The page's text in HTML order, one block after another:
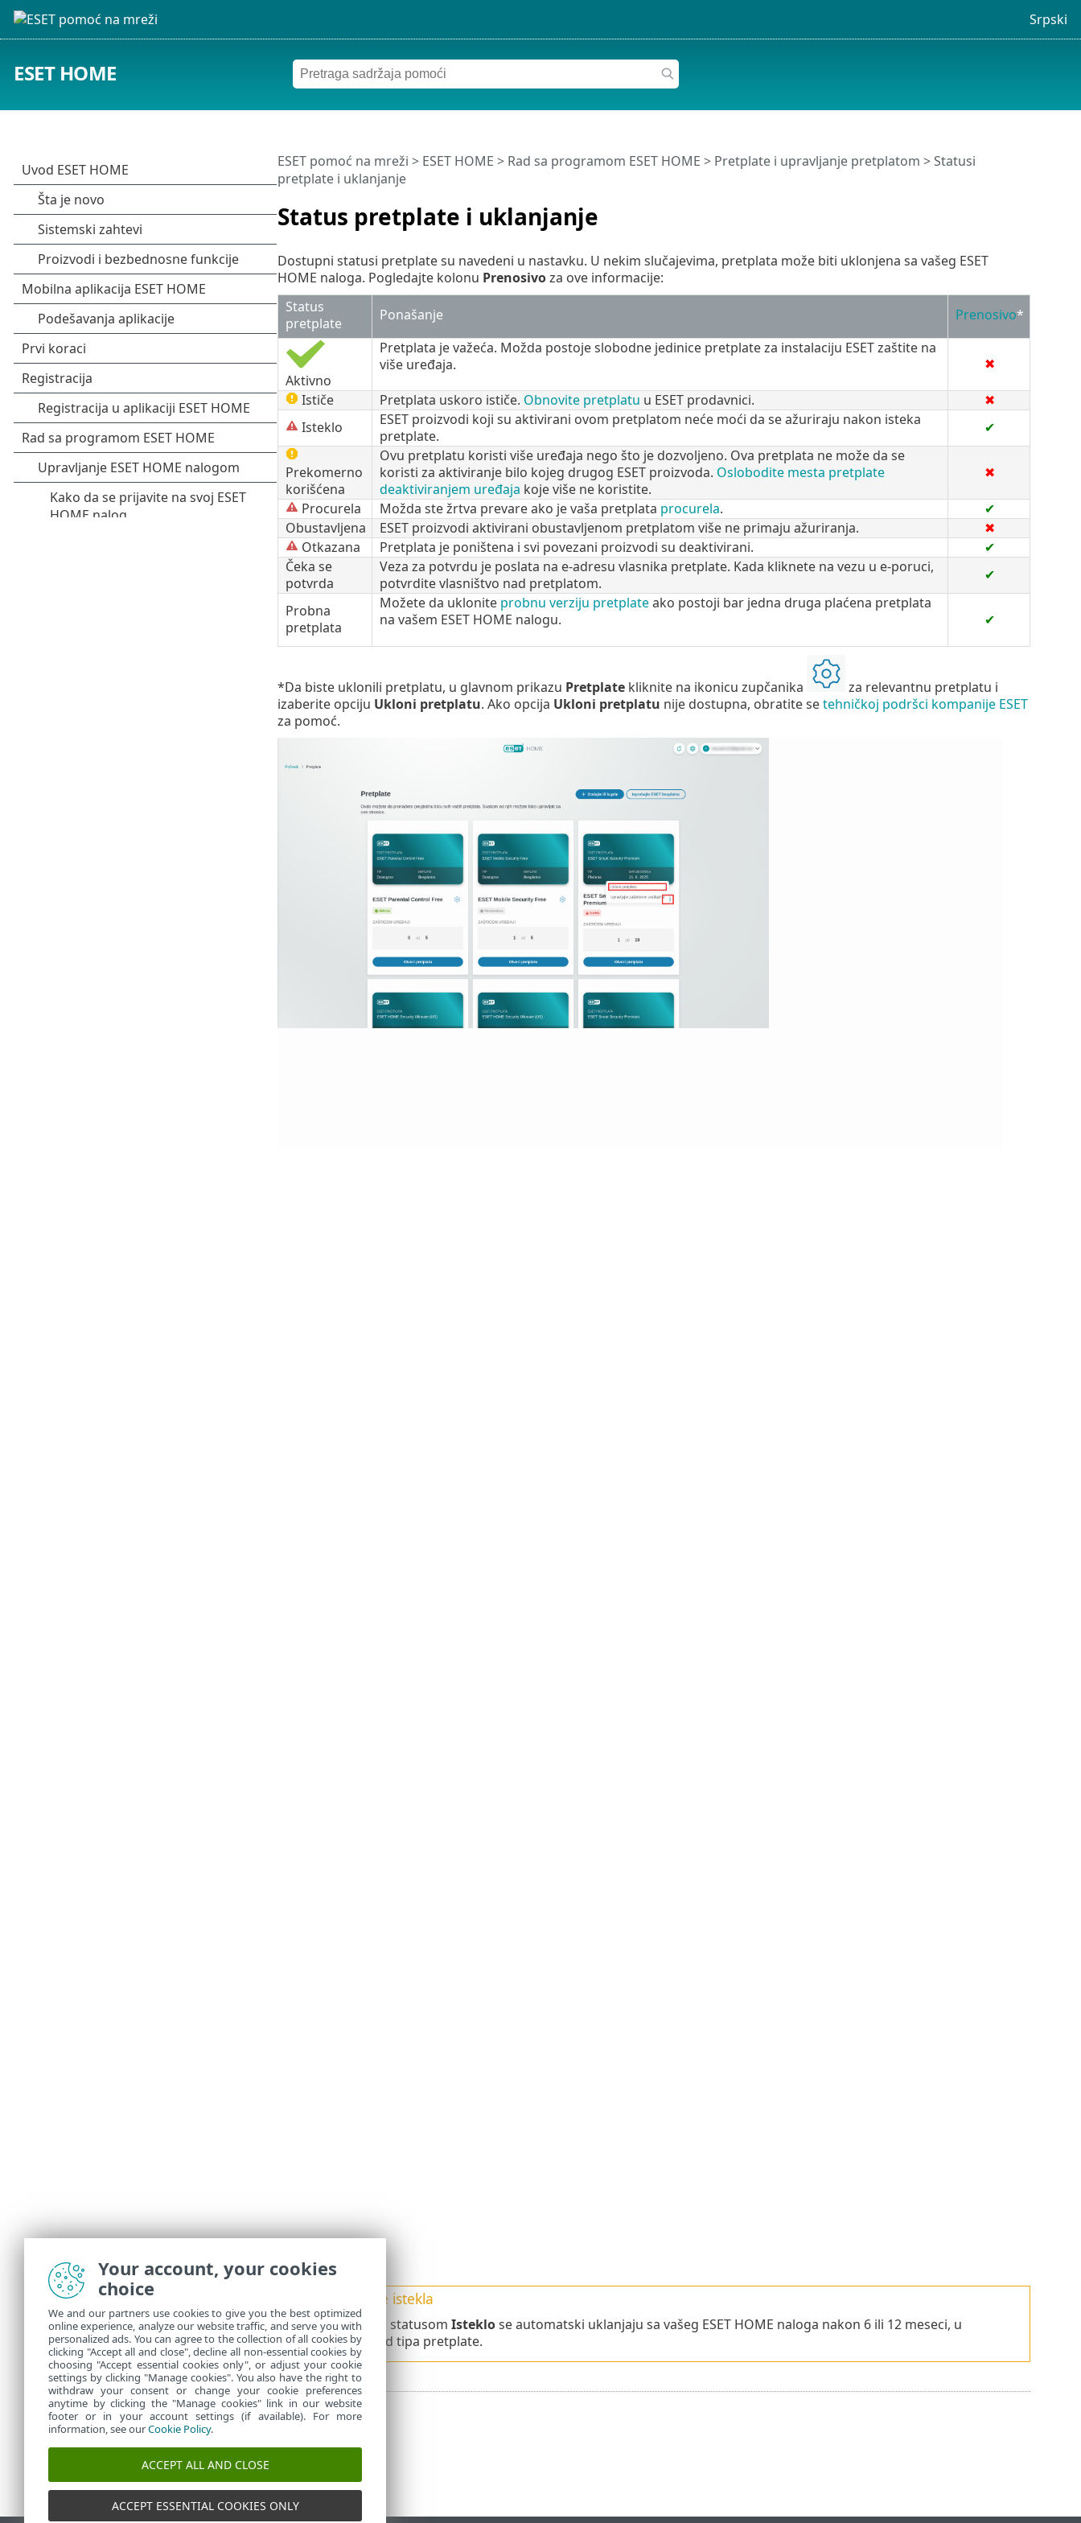
Srpski
ESET HOME
Status pretplate i uklanjanje
ESET pomoć na mreži > ESET HOME > Rad sa programom ESET HOME > Pretplate i upravljanje pretplatom > Statusi
pretplate i uklanjanje
Dostupni statusi pretplate su navedeni u nastavku. U nekim slučajevima, pretplata može biti uklonjena sa vašeg ESET
HOME naloga. Pogledajte kolonu Prenosivoza ove informacije:
Status
pretplate
Ponašanje Prenosivo*
Aktivno
Pretplata je važeća. Možda postoje slobodne jedinice pretplate za instalaciju ESET zaštite na
više uređaja.
✖
Ističe Pretplata uskoro ističe. Obnovite pretplatu u ESET prodavnici.
✖
Isteklo
ESET proizvodi koji su aktivirani ovom pretplatom neće moći da se ažuriraju nakon isteka
pretplate.
✔
Prekomerno
korišćena
Ovu pretplatu koristi više uređaja nego što je dozvoljeno. Ova pretplata ne može da se
koristi za aktiviranje bilo kojeg drugog ESET proizvoda. Oslobodite mesta pretplate
deaktiviranjem uređaja koje više ne koristite.
✖
Procurela Možda ste žrtva prevare ako je vaša pretplata procurela.
✔
Obustavljena
ESET proizvodi aktivirani obustavljenom pretplatom više ne primaju ažuriranja.
✖
Otkazana
Pretplata je poništena i svi povezani proizvodi su deaktivirani.
✔
Čeka se
potvrda
Veza za potvrdu je poslata na e-adresu vlasnika pretplate. Kada kliknete na vezu u e-poruci,
potvrdite vlasništvo nad pretplatom.
✔
Probna
pretplata
Možete da uklonite probnu verziju pretplateako postoji bar jedna druga plaćena pretplata
na vašem ESET HOME nalogu.
✔
*Da biste uklonili pretplatu, u glavnom prikazu Pretplatekliknite na ikonicu zupčanika
za relevantnu pretplatu i
izaberite opciju Ukloni pretplatu. Ako opcija Ukloni pretplatu nije dostupna, obratite setehničkoj podršci kompanije ESET
za pomoć.
Pretplata je istekla
Pretplata sa statusom Isteklose automatski uklanjaju sa vašeg ESET HOME naloga nakon 6 ili 12 meseci, u
zavisnosti od tipa pretplate.
Your account, your cookies
choice
We and our partners use cookies to give you the best optimized
online experience, analyze our website traffic, and serve you with
personalized ads. You can agree to the collection of all cookies by
clicking "Accept all and close", decline all non-essential cookies by
choosing "Accept essential cookies only", or adjust your cookie
settings by clicking "Manage cookies". You also have the right to
withdraw your consent or change your cookie preferences
anytime by clicking the "Manage cookies" link in our website
footer or in your account settings (if available). For more
information, see ourCookie Policy.
ACCEPT ALL AND CLOSE
ACCEPT ESSENTIAL COOKIES ONLY